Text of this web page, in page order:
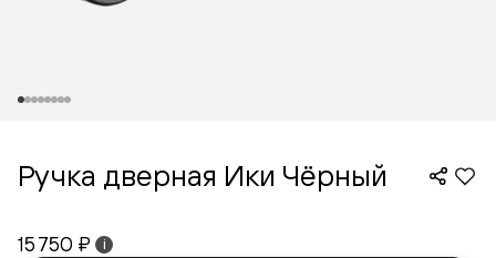
Ручка дверная Ики Чёрный
15 750 ₽ i